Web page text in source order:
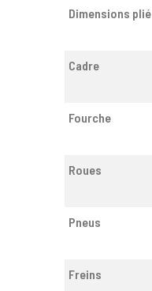
Dimensions plié
Cadre
Fourche
Roues
Pneus
Freins